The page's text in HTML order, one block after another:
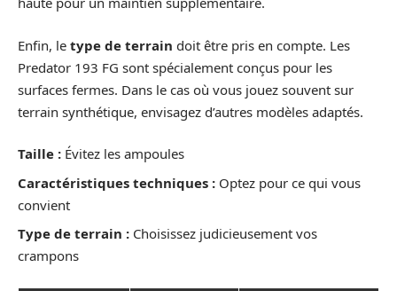
Enfin, le type de terrain doit être pris en compte. Les
Predator 193 FG sont spécialement conçus pour les
surfaces fermes. Dans le cas où vous jouez souvent sur
terrain synthétique, envisagez d’autres modèles adaptés.
Taille : Évitez les ampoules
Caractéristiques techniques : Optez pour ce qui vous
convient
Type de terrain : Choisissez judicieusement vos
crampons